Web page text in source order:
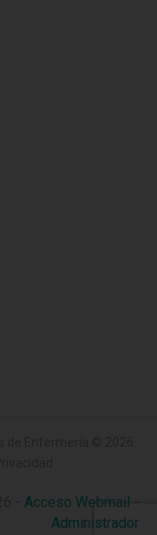
Acceso Webmail -
Administrador